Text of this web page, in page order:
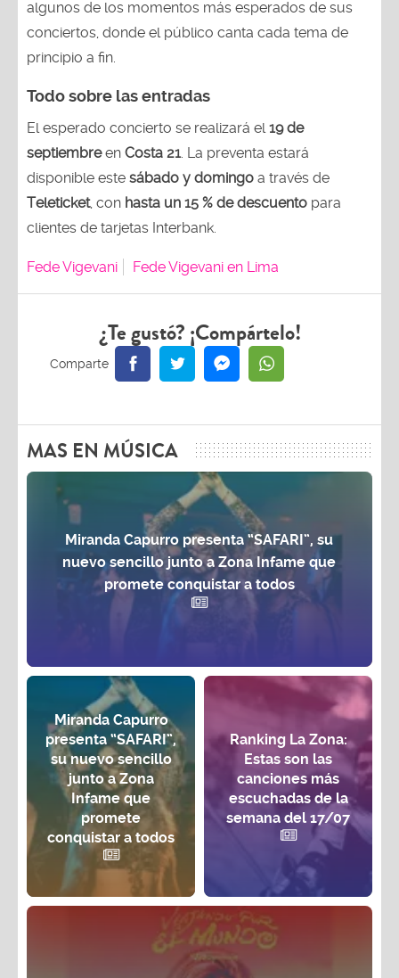
algunos de los momentos más esperados de sus
conciertos, donde el público canta cada tema de
principio a fin.
Todo sobre las entradas
El esperado concierto se realizará el19 de
septiembreen Costa 21. La preventa estará
disponible este sábado y domingo a través de
Teleticket, con hasta un 15 % de descuento para
clientes de tarjetas Interbank.
Fede Vigevani Fede Vigevani en Lima
¿Te gustó? ¡Compártelo!
MAS EN MÚSICA
Miranda Capurro presenta “SAFARI”, su
nuevo sencillo junto a Zona Infame que
promete conquistar a todos
Miranda Capurro
presenta “SAFARI”,
su nuevo sencillo
junto a Zona
Infame que
promete
conquistar a todos
Ranking La Zona:
Estas son las
canciones más
escuchadas de la
semana del 17/07